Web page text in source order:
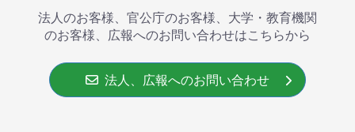
法人のお客様、官公庁のお客様、大学・教育機関
のお客様、広報へのお問い合わせはこちらから
法人、広報へのお問い合わせ